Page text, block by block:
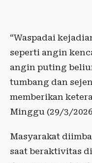
“Waspadai
seperti angin
angin puting
tumbang dan
memberikan
Minggu (29/3/
Masyarakat
saat beraktivitas